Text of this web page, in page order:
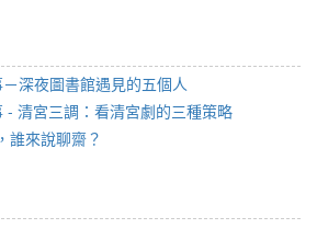
深夜圖書館遇見的五個人
清宮三調：看清宮劇的三種策略
誰來說聊齋？